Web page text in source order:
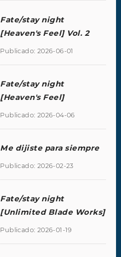
Fate/stay night
[Heaven's Feel] Vol. 2
Publicado: 2026-06-01
Fate/stay night
[Heaven's Feel]
Publicado: 2026-04-06
Me dijiste para siempre
Publicado: 2026-02-23
Fate/stay night
[Unlimited Blade Works]
Publicado: 2026-01-19